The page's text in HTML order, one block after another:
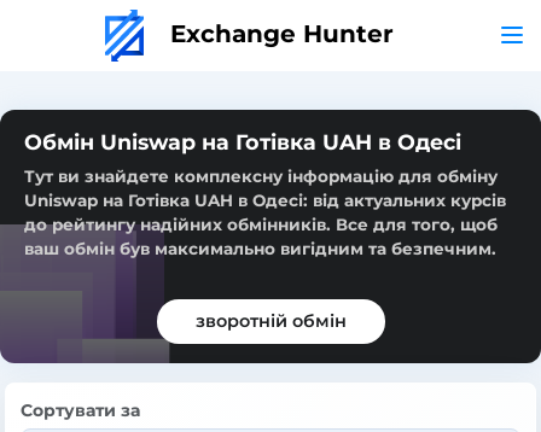
Exchange Hunter
Обмін Uniswap на Готівка UAH в Одесі
Тут ви знайдете комплексну інформацію для обміну
Uniswap на Готівка UAH в Одесі: від актуальних курсів
до рейтингу надійних обмінників. Все для того, щоб
ваш обмін був максимально вигідним та безпечним.
зворотній обмін
Сортувати за